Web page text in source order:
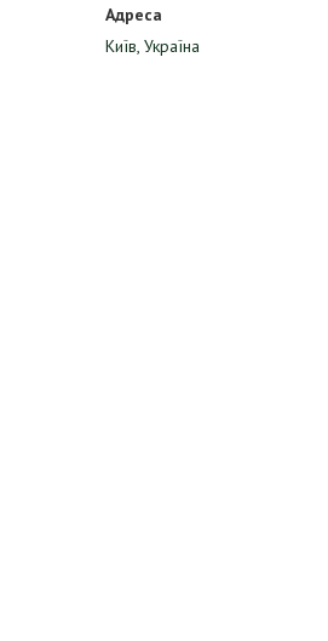
Київ, Україна